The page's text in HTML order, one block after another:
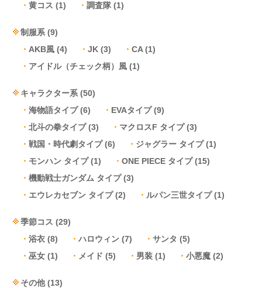
黄コス (1) 調査隊 (1)
制服系 (9)
AKB風 (4) JK (3) CA(1)
アイドル（チェック柄）風 (1)
キャラクター系 (50)
海物語タイプ(6) EVAタイプ(9)
北斗の拳タイプ(3) マクロスF タイプ(3)
戦国・時代劇タイプ(6) ジャグラー タイプ(1)
モンハン タイプ(1) ONE PIECE タイプ(15)
機動戦士ガンダム タイプ(3)
エウレカセブン タイプ(2) ルパン三世タイプ(1)
季節コス (29)
浴衣 (8) ハロウィン (7) サンタ (5)
巫女 (1) メイド (5) 男装 (1) 小悪魔 (2)
その他(13)